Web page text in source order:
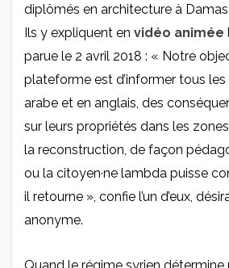
diplômés en architecture à Damas
Ils y expliquent en vidéo animée
parue le 2 avril 2018 : « Notre
plateforme est d’informer tous les
arabe et en anglais, des
sur leurs propriétés dans les
la reconstruction, de façon
ou la citoyen·ne lambda puisse
il retourne », confie l’un d’eux,
anonyme.